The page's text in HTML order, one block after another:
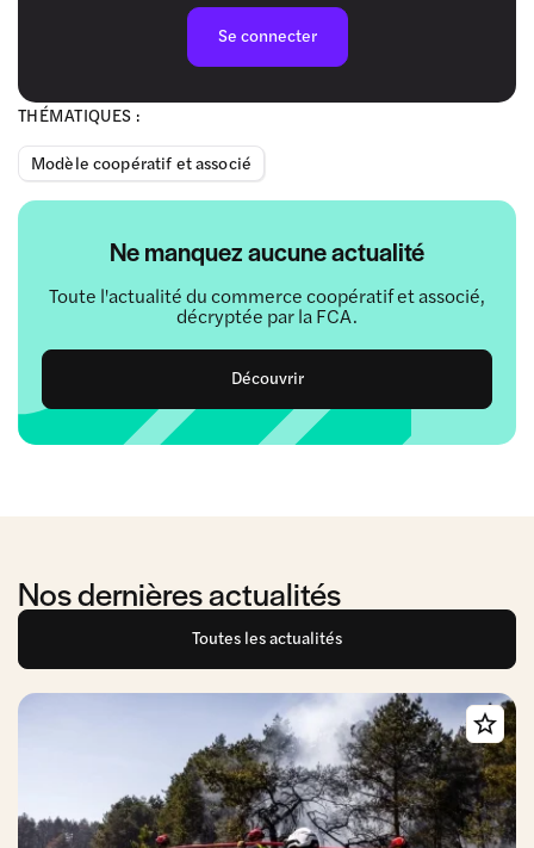
THÉMATIQUES :
Modèle coopératif et associé
Ne manquez aucune actualité
Toute l'actualité du commerce coopératif et associé,
décryptée par la FCA.
Découvrir
Se connecter
Nos dernières actualités
Toutes les actualités